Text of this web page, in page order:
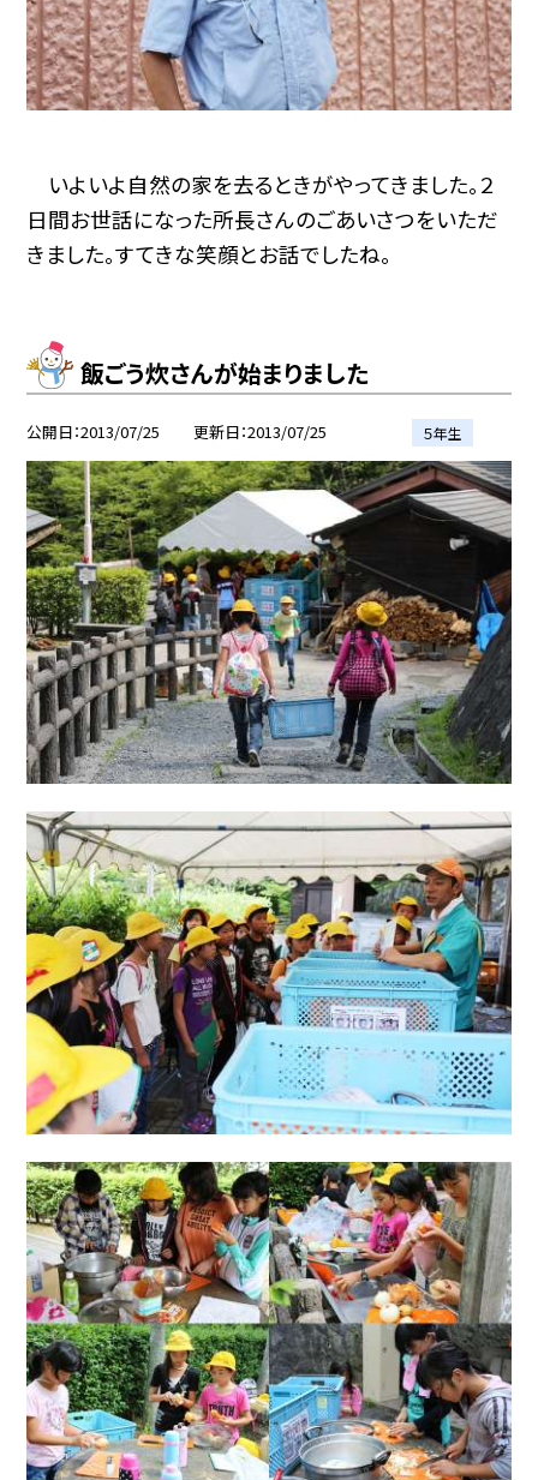
いよいよ自然の家を去るときがやってきました。２
日間お世話になった所長さんのごあいさつをいただ
きました。すてきな笑顔とお話でしたね。
飯ごう炊さんが始まりました
公開日 2013/07/25 更新日 2013/07/25 ５年生